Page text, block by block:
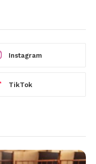
Instagram
TikTok